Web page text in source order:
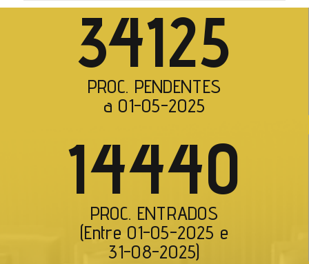
PROC. PENDENTES
a 01-05-2025
34125
PROC. ENTRADOS
(Entre 01-05-2025 e
31-08-2025)
14440